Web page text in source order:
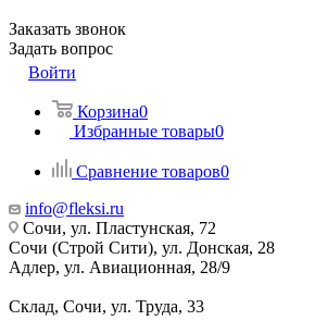
Заказать звонок
Задать вопрос
Войти
Корзина0
Избранные товары0
Сравнение товаров0
info@fleksi.ru
Сочи, ул. Пластунская, 72
Сочи (Строй Сити), ул. Донская, 28
Адлер, ул. Авиационная, 28/9
Склад, Сочи, ул. Труда, 33